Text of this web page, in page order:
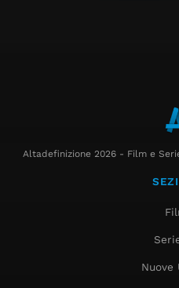
Altadefinizione 2026 - Film e
Nuove